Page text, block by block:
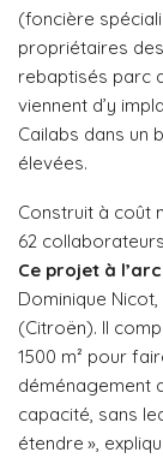
(foncière
propriétaires
rebaptisés parc
viennent d’y
Cailabs dans un
élevées.
Construit à coût
62
Ce projet à
Dominique
(Citroën). Il
1500 m² pour
déménagement
capacité, sans
étendre »,